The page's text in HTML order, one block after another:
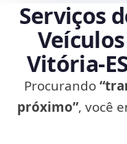
Serviços
Procurando
próximo”, você